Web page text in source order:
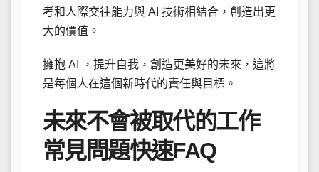
考和人際交往能力與 AI 技術相結合，創造出更
大的價值。
擁抱 AI ，提升自我，創造更美好的未來，這將
是每個人在這個新時代的責任與目標。
未來不會被取代的工作
常見問題快速FAQ